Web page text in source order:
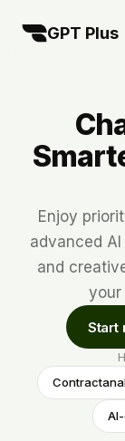
GPT Plus
Enjoy
advanced
and
your
Start